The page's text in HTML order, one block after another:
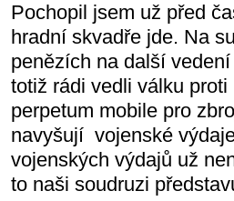
Pochopil jsem už před
hradní skvadře jde. Na
penězích na další
totiž rádi vedli válku
perpetum mobile pro
navyšují vojenské
vojenských výdajů už
to naši soudruzi